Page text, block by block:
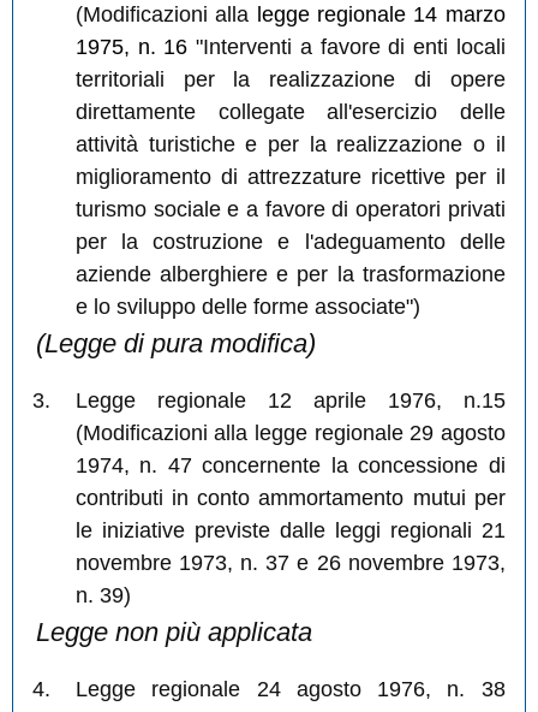
(Modificazioni alla legge regionale 14 marzo
1975, n. 16 "Interventi a favore di enti locali
territoriali per la realizzazione di opere
direttamente collegate all'esercizio delle
attività turistiche e per la realizzazione o il
miglioramento di attrezzature ricettive per il
turismo sociale e a favore di operatori privati
per la costruzione e l'adeguamento delle
aziende alberghiere e per la trasformazione
e lo sviluppo delle forme associate")
(Legge di pura modifica)
Legge regionale 12 aprile 1976, n.15
(Modificazioni alla legge regionale 29 agosto
1974, n. 47 concernente la concessione di
contributi in conto ammortamento mutui per
le iniziative previste dalle leggi regionali 21
novembre 1973, n. 37 e 26 novembre 1973,
n. 39)
Legge non più applicata
Legge regionale 24 agosto 1976, n. 38